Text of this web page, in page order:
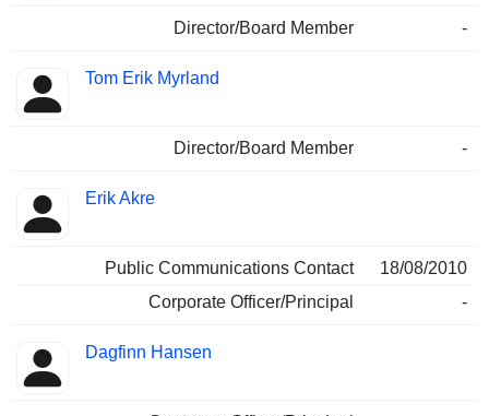
Director/Board Member -
Tom Erik Myrland
Director/Board Member -
Erik Akre
Public Communications Contact
18/08/2010
Corporate Officer/Principal
-
Dagfinn Hansen